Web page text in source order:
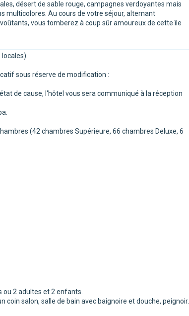
désert de sable rouge, campagnes verdoyantes mais
multicolores. Au cours de votre séjour, alternant
vous tomberez à coup sûr amoureux de cette île
sous réserve de modification :
de cause, l'hôtel vous sera communiqué à la réception
(42 chambres Supérieure, 66 chambres Deluxe, 6
ou 2 adultes et 2 enfants.
coin salon, salle de bain avec baignoire et douche, peignoir.